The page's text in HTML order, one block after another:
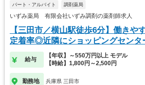
パート・アルバイト 調剤薬局
いずみ薬局 有限会社いずみ調剤の薬剤師求人
【三田市／横山駅徒歩6分】働きや
定着率◎近隣にショッピングセンタ
給与
【年収】～550万円以上 モデル
【時給】1,800円～2,500円
勤務地 兵庫県 三田市